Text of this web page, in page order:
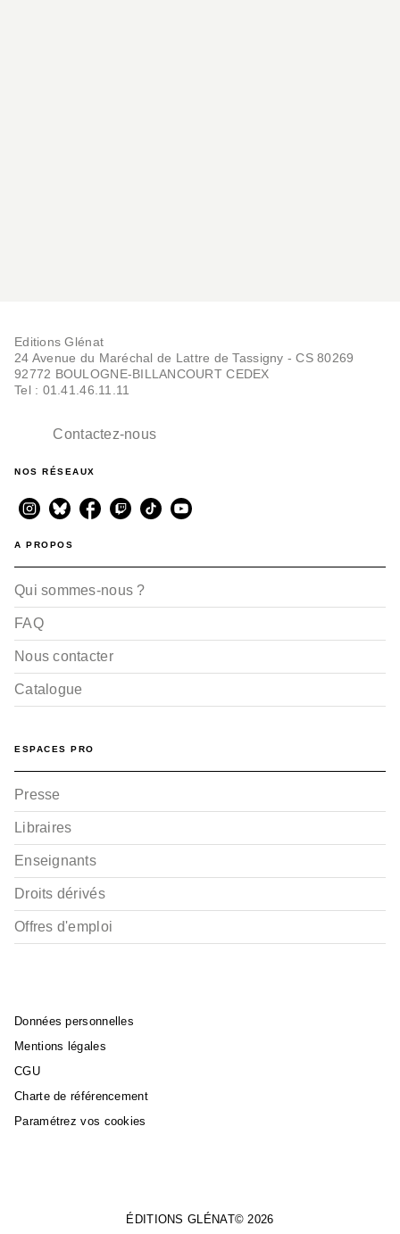
Editions Glénat
24 Avenue du Maréchal de Lattre de Tassigny - CS 80269
92772 BOULOGNE-BILLANCOURT CEDEX
Tel : 01.41.46.11.11
Contactez-nous
NOS RÉSEAUX
A PROPOS
Qui sommes-nous ?
FAQ
Nous contacter
Catalogue
ESPACES PRO
Presse
Libraires
Enseignants
Droits dérivés
Offres d'emploi
Données personnelles
Mentions légales
CGU
Charte de référencement
Paramétrez vos cookies
ÉDITIONS GLÉNAT© 2026